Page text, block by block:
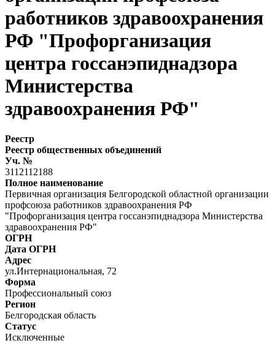
работников здравоохранения
РФ "Профорганизация
центра госсанэпиднадзора
Министерства
здравоохранения РФ"
Реестр
Реестр общественных объединений
Уч. №
3112112188
Полное наименование
Первичная организация Белгородской областной организации
профсоюза работников здравоохранения РФ
"Профорганизация центра госсанэпиднадзора Министерства
здравоохранения РФ"
ОГРН
Дата ОГРН
Адрес
ул.Интернациональная, 72
Форма
Профессиональный союз
Регион
Белгородская область
Статус
Исключенные